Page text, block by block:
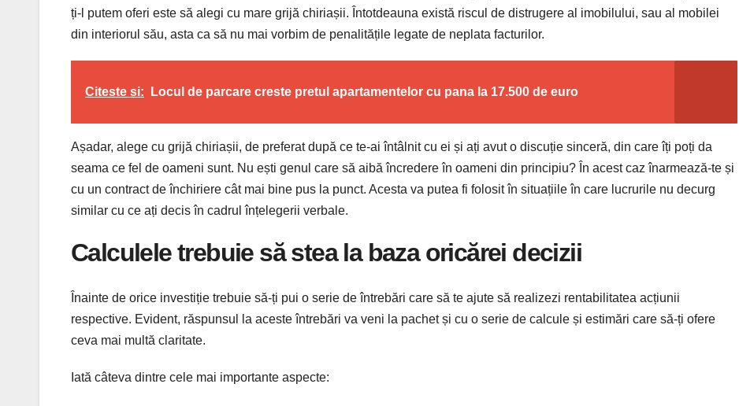
ți-l putem oferi este să alegi cu mare grijă chiriașii. Întotdeauna există riscul de distrugere al imobilului, sau al mobilei
din interiorul său, asta ca să nu mai vorbim de penalitățile legate de neplata facturilor.
Citeste si: Locul de parcare creste pretul apartamentelor cu pana la 17.500 de euro
Așadar, alege cu grijă chiriașii, de preferat după ce te-ai întâlnit cu ei și ați avut o discuție sinceră, din care îți poți da
seama ce fel de oameni sunt. Nu ești genul care să aibă încredere în oameni din principiu? În acest caz înarmează-te și
cu un contract de închiriere cât mai bine pus la punct. Acesta va putea fi folosit în situațiile în care lucrurile nu decurg
similar cu ce ați decis în cadrul înțelegerii verbale.
Calculele trebuie să stea la baza oricărei decizii
Înainte de orice investiție trebuie să-ți pui o serie de întrebări care să te ajute să realizezi rentabilitatea acțiunii
respective. Evident, răspunsul la aceste întrebări va veni la pachet și cu o serie de calcule și estimări care să-ți ofere
ceva mai multă claritate.
Iată câteva dintre cele mai importante aspecte: